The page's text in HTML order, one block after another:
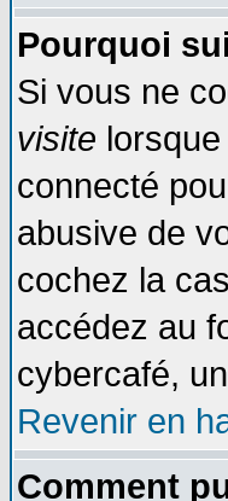
Pourquoi
Si vous ne
visite
connecté
abusive de
cochez la
accédez au
cybercafé,
Revenir en
Comment